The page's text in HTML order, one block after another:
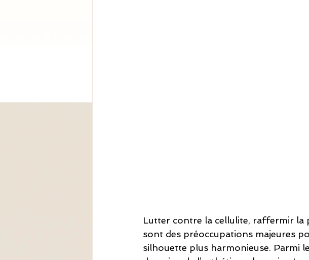
Lutter contre la cellulite, raffermir la
sont des préoccupations majeures
silhouette plus harmonieuse. Parmi